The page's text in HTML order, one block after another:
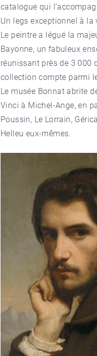
catalogue qui
Un legs exceptionnel à la
Le peintre a légué la
Bayonne, un fabuleux
réunissant près de 3 000
collection compte parmi
Le musée Bonnat abrite
Vinci à Michel-Ange, en
Poussin, Le Lorrain,
Helleu eux-mêmes.